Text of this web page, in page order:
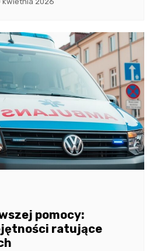
pomocy:
ratujące